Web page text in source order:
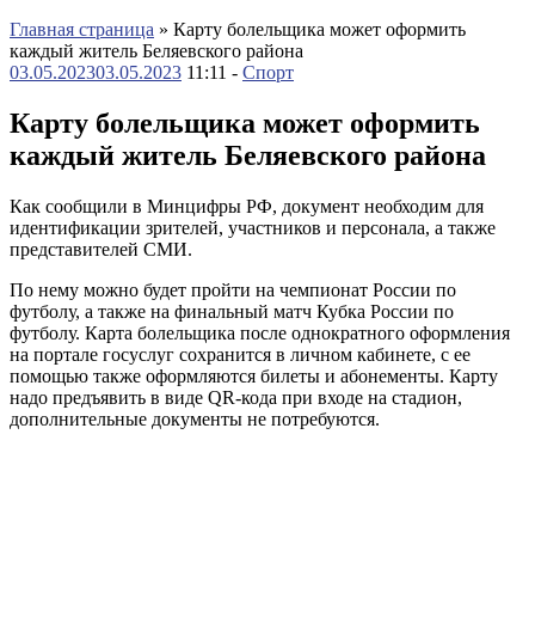
Главная страница » Карту болельщика может оформить
каждый житель Беляевского района
03.05.202303.05.2023 11:11 - Спорт
Карту болельщика может оформить
каждый житель Беляевского района
Как сообщили в Минцифры РФ, документ необходим для
идентификации зрителей, участников и персонала, а также
представителей СМИ.
По нему можно будет пройти на чемпионат России по
футболу, а также на финальный матч Кубка России по
футболу. Карта болельщика после однократного оформления
на портале госуслуг сохранится в личном кабинете, с ее
помощью также оформляются билеты и абонементы. Карту
надо предъявить в виде QR-кода при входе на стадион,
дополнительные документы не потребуются.